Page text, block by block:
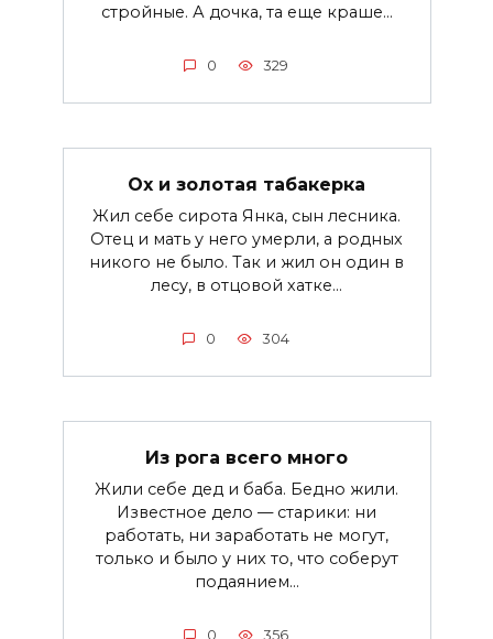
стройные. А дочка, та еще краше...
0 329
Ох и золотая табакерка
Жил себе сирота Янка, сын лесника.
Отец и мать у него умерли, а родных
никого не было. Так и жил он один в
лесу, в отцовой хатке...
0 304
Из рога всего много
Жили себе дед и баба. Бедно жили.
Известное дело — старики: ни
работать, ни заработать не могут,
только и было у них то, что соберут
подаянием...
0 356